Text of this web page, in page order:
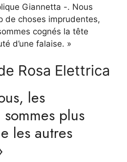
Giannetta -. Nous
de choses imprudentes,
cognés la tête
d’une falaise. »
Rosa Elettrica
les
plus
les autres